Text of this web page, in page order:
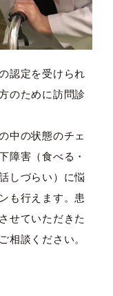
認定を受けられ
のために訪問診
中の状態のチェ
障害（食べる・
しづらい）に悩
も行えます。患
せていただきた
相談ください。